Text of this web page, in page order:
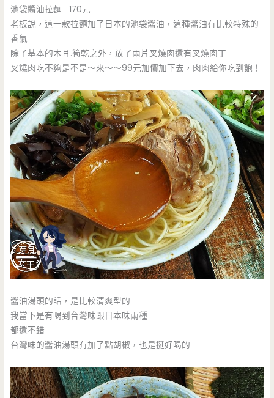
池袋醬油拉麵 170元
老板說，這一款拉麵加了日本的池袋醬油，這種醬油有比較特殊的
香氣
除了基本的木耳.筍乾之外，放了兩片叉燒肉還有叉燒肉丁
叉燒肉吃不夠是不是～來～～99元加價加下去，肉肉給你吃到飽！
醬油湯頭的話，是比較清爽型的
我當下是有喝到台灣味跟日本味兩種
都還不錯
台灣味的醬油湯頭有加了點胡椒，也是挺好喝的